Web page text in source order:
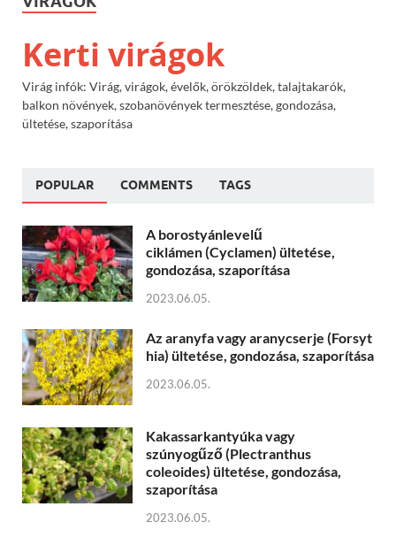
Kerti virágok
Virág infók: Virág, virágok, évelők, örökzöldek, talajtakarók,
balkon növények, szobanövények termesztése, gondozása,
ültetése, szaporítása
POPULAR COMMENTS TAGS
A borostyánlevelű
ciklámen (Cyclamen) ültetése,
gondozása, szaporítása
2023.06.05.
Az aranyfa vagy aranycserje (Forsyt
hia) ültetése, gondozása, szaporítása
2023.06.05.
Kakassarkantyúka vagy
szúnyogűző (Plectranthus
coleoides) ültetése, gondozása,
szaporítása
2023.06.05.